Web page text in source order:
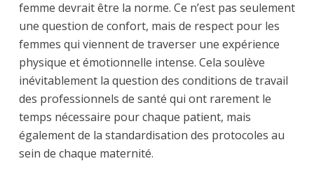
femme devrait être la norme. Ce n’est pas seulement
une question de confort, mais de respect pour les
femmes qui viennent de traverser une expérience
physique et émotionnelle intense. Cela soulève
inévitablement la question des conditions de travail
des professionnels de santé qui ont rarement le
temps nécessaire pour chaque patient, mais
également de la standardisation des protocoles au
sein de chaque maternité.